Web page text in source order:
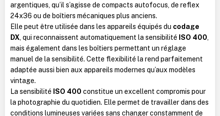
argentiques, qu’il s’agisse de compacts autofocus, de reflex
24x36 ou de boîtiers mécaniques plus anciens.
Elle peut être utilisée dans les appareils équipés du codage
DX, qui reconnaissent automatiquement la sensibilité ISO 400,
mais également dans les boîtiers permettant un réglage
manuel de la sensibilité. Cette flexibilité la rend parfaitement
adaptée aussi bien aux appareils modernes qu’aux modèles
vintage.
La sensibilité ISO 400 constitue un excellent compromis pour
la photographie du quotidien. Elle permet de travailler dans des
conditions lumineuses variées sans changer constamment de